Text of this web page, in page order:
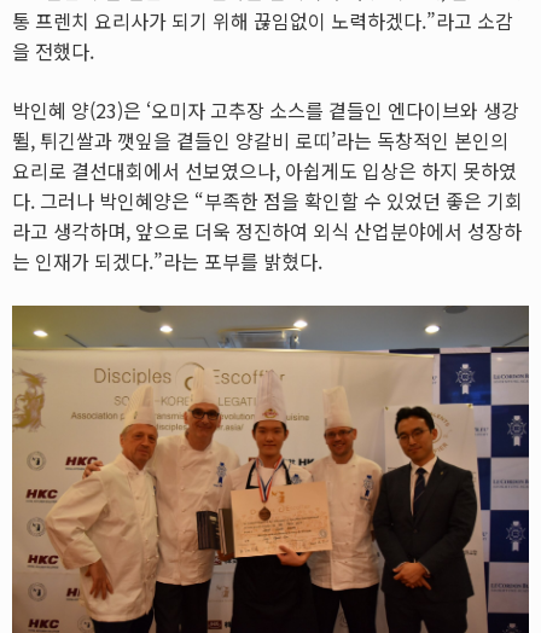
통 프렌치 요리사가 되기 위해 끊임없이 노력하겠다.”라고 소감
을 전했다.
박인혜 양(23)은 ‘오미자 고추장 소스를 곁들인 엔다이브와 생강
뛸, 튀긴쌀과 깻잎을 곁들인 양갈비 로띠’라는 독창적인 본인의
요리로 결선대회에서 선보였으나, 아쉽게도 입상은 하지 못하였
다. 그러나 박인혜양은 “부족한 점을 확인할 수 있었던 좋은 기회
라고 생각하며, 앞으로 더욱 정진하여 외식 산업분야에서 성장하
는 인재가 되겠다.”라는 포부를 밝혔다.